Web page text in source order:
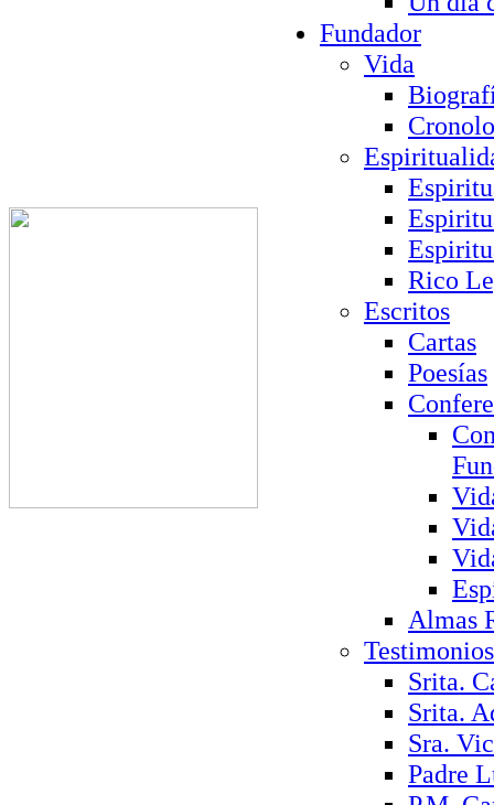
Fundador
Vida
Rico
Escritos
Cartas
Poesías
Almas
Testimonios
Srita.
Srita.
Sra.
Padre